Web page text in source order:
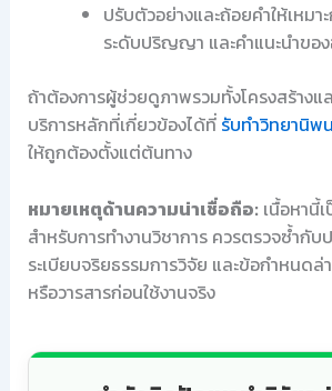
ปรับตัวอย่างและถ้อยคำให้เหม
ระดับปริญญา และคำแนะนำขอ
ถ้าต้องการผู้ช่วยดูภาพรวมทั้งโครงสร้างแ
บริการหลักที่เกี่ยวข้องได้ที่ รับทำวิทยานิพ
ให้ถูกต้องตั้งแต่ต้นทาง
หมายเหตุด้านความน่าเชื่อถือ: เนื้อหานี้
สำหรับการทำงานวิชาการ ควรตรวจซ้ำกับ
ระเบียบจริยธรรมการวิจัย และข้อกำหนด
หรือวารสารก่อนใช้งานจริง